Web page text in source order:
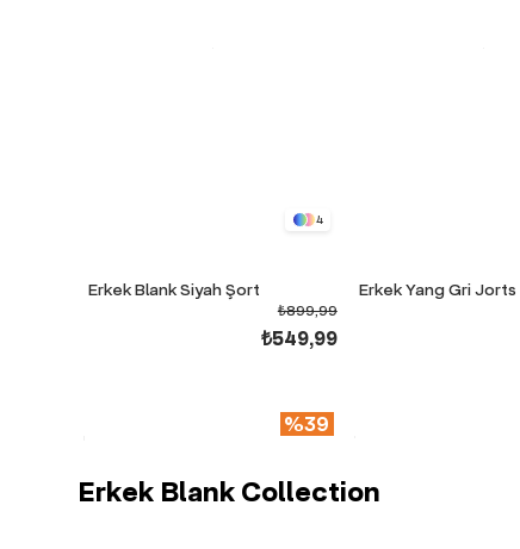
4
Erkek Blank Siyah Şort
₺549,99
₺899,99
%39
Erkek Yang Gri Jorts
Erkek Blank Collection